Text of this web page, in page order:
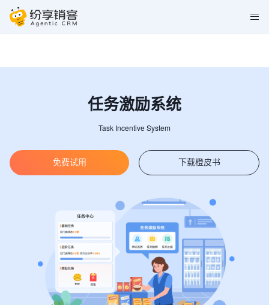
任务激励系统
Task Incentive System
免费试用 下载橙皮书